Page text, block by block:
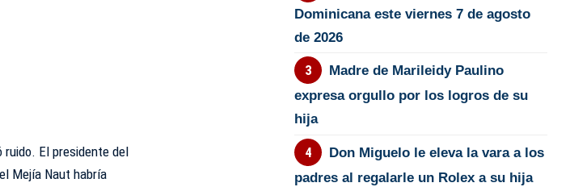
ruido. El presidente del
Mejía Naut habría
Dominicana este viernes 7 de agosto
de 2026
Madre de Marileidy Paulino
expresa orgullo por los logros de su
hija
Don Miguelo le eleva la vara a los
padres al regalarle un Rolex a su hija